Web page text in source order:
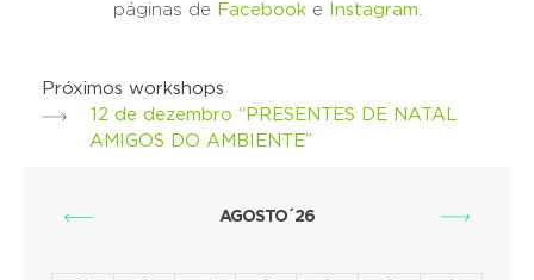
páginas de Facebooke Instagram.
Próximos workshops
12 de dezembro “PRESENTES DE NATAL
AMIGOS DO AMBIENTE”
AGOSTO´26